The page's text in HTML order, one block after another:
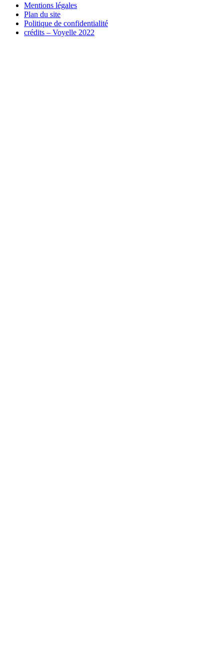
Mentions légales
Plan du site
Politique de confidentialité
crédits – Voyelle 2022